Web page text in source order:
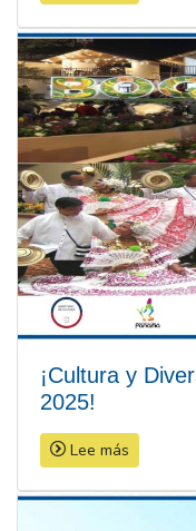
¡Cultura y
2025!
Lee más